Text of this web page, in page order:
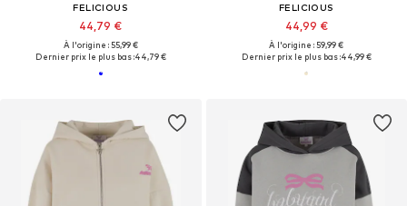
FELICIOUS
44,79 €
À l'origine : 55,99 €
Dernier prix le plus bas :44,79 €
FELICIOUS
44,99 €
À l'origine : 59,99 €
Dernier prix le plus bas :44,99 €